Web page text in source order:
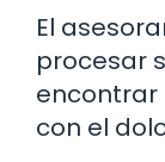
El
procesar
encontrar
con el